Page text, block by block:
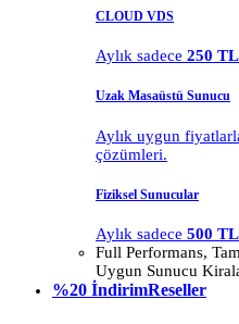
CLOUD VDS
Aylık sadece 250 TL
Uzak Masaüstü Sunucu
Aylık uygun
çözümleri.
Fiziksel Sunucular
Aylık sadece 500 TL
Full Performans,
Uygun Sunucu
%20 İndirimReseller